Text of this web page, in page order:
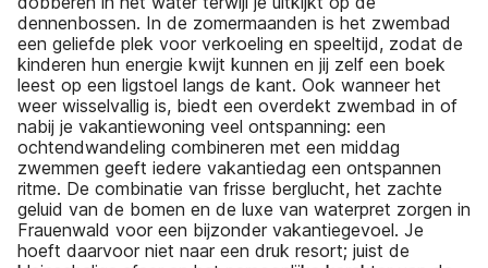
dennenbossen. In de zomermaanden is het zwembad
een geliefde plek voor verkoeling en speeltijd, zodat de
kinderen hun energie kwijt kunnen en jij zelf een boek
leest op een ligstoel langs de kant. Ook wanneer het
weer wisselvallig is, biedt een overdekt zwembad in of
nabij je vakantiewoning veel ontspanning: een
ochtendwandeling combineren met een middag
zwemmen geeft iedere vakantiedag een ontspannen
ritme. De combinatie van frisse berglucht, het zachte
geluid van de bomen en de luxe van waterpret zorgen in
Frauenwald voor een bijzonder vakantiegevoel. Je
hoeft daarvoor niet naar een druk resort; juist de